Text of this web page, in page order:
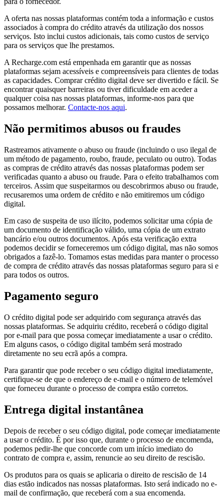
A oferta nas nossas plataformas contém toda a informação e custos
associados à compra do crédito através da utilização dos nossos
serviços. Isto inclui custos adicionais, tais como custos de serviço
para os serviços que lhe prestamos.
A Recharge.com está empenhada em garantir que as nossas
plataformas sejam acessíveis e compreensíveis para clientes de todas
as capacidades. Comprar crédito digital deve ser divertido e fácil. Se
encontrar quaisquer barreiras ou tiver dificuldade em aceder a
qualquer coisa nas nossas plataformas, informe-nos para que
possamos melhorar. Contacte-nos aqui.
Não permitimos abusos ou fraudes
Rastreamos ativamente o abuso ou fraude (incluindo o uso ilegal de
um método de pagamento, roubo, fraude, peculato ou outro). Todas
as compras de crédito através das nossas plataformas podem ser
verificadas quanto a abuso ou fraude. Para o efeito trabalhamos com
terceiros. Assim que suspeitarmos ou descobrirmos abuso ou fraude,
recusaremos uma ordem de crédito e não emitiremos um código
digital.
Em caso de suspeita de uso ilícito, podemos solicitar uma cópia de
um documento de identificação válido, uma cópia de um extrato
bancário e/ou outros documentos. Após esta verificação extra
podemos decidir se forneceremos um código digital, mas não somos
obrigados a fazê-lo. Tomamos estas medidas para manter o processo
de compra de crédito através das nossas plataformas seguro para si e
para todos os outros.
Pagamento seguro
O crédito digital pode ser adquirido com segurança através das
nossas plataformas. Se adquiriu crédito, receberá o código digital
por e-mail para que possa começar imediatamente a usar o crédito.
Em alguns casos, o código digital também será mostrado
diretamente no seu ecrã após a compra.
Para garantir que pode receber o seu código digital imediatamente,
certifique-se de que o endereço de e-mail e o número de telemóvel
que forneceu durante o processo de compra estão corretos.
Entrega digital instantânea
Depois de receber o seu código digital, pode começar imediatamente
a usar o crédito. É por isso que, durante o processo de encomenda,
podemos pedir-lhe que concorde com um início imediato do
contrato de compra e, assim, renuncie ao seu direito de rescisão.
Os produtos para os quais se aplicaria o direito de rescisão de 14
dias estão indicados nas nossas plataformas. Isto será indicado no e-
mail de confirmação, que receberá com a sua encomenda.